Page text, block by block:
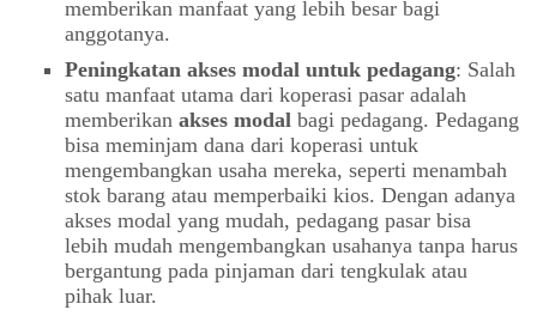
memberikan manfaat yang lebih besar bagi
anggotanya.
Peningkatan akses modal untuk pedagang: Salah
satu manfaat utama dari koperasi pasar adalah
memberikan akses modalbagi pedagang. Pedagang
bisa meminjam dana dari koperasi untuk
mengembangkan usaha mereka, seperti menambah
stok barang atau memperbaiki kios. Dengan adanya
akses modal yang mudah, pedagang pasar bisa
lebih mudah mengembangkan usahanya tanpa harus
bergantung pada pinjaman dari tengkulak atau
pihak luar.